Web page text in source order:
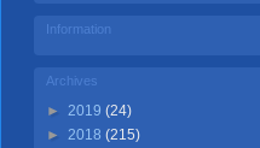
Information
Archives
► 2019 (24)
► 2018 (215)